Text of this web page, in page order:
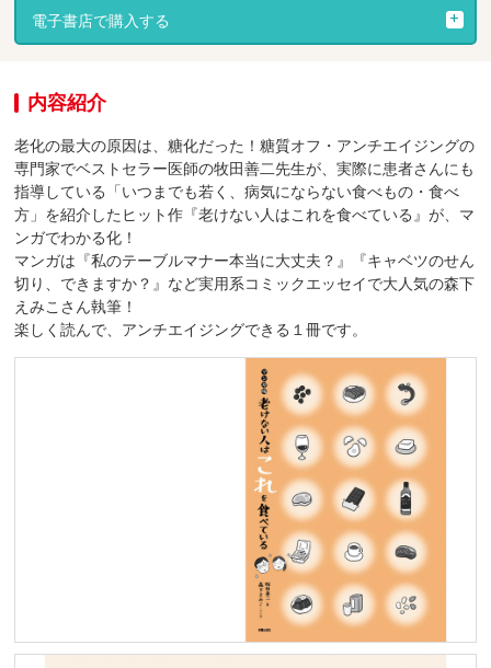
電子書店で購入する
内容紹介
老化の最大の原因は、糖化だった！糖質オフ・アンチエイジングの
専門家でベストセラー医師の牧田善二先生が、実際に患者さんにも
指導している「いつまでも若く、病気にならない食べもの・食べ
方」を紹介したヒット作『老けない人はこれを食べている』が、マ
ンガでわかる化！
マンガは『私のテーブルマナー本当に大丈夫？』『キャベツのせん
切り、できますか？』など実用系コミックエッセイで大人気の森下
えみこさん執筆！
楽しく読んで、アンチエイジングできる１冊です。